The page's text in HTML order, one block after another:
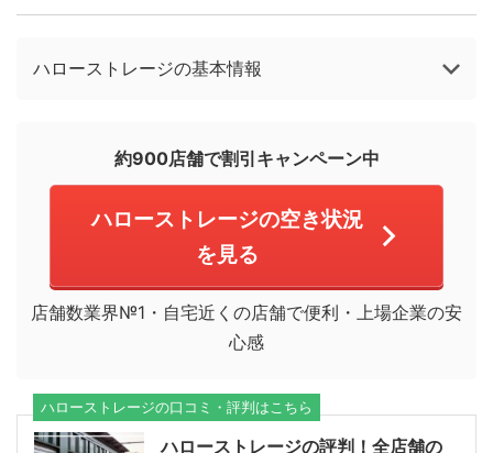
ハローストレージの基本情報
約900店舗で割引キャンペーン中
ハローストレージの空き状況
を見る
店舗数業界№1・自宅近くの店舗で便利・上場企業の安
心感
ハローストレージの評判！全店舗の
ハローストレージの口コミ・評判はこちら